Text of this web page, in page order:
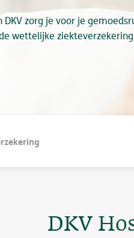
zorg je voor je
wettelijke
DKV